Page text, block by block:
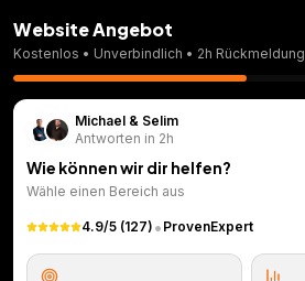
Website Angebot
Kostenlos • Unverbindlich • 2h Rückmeldung
Michael & Selim
Antworten in 2h
Wie können wir dir helfen?
Wähle einen Bereich aus
4.9/5 (127) • ProvenExpert